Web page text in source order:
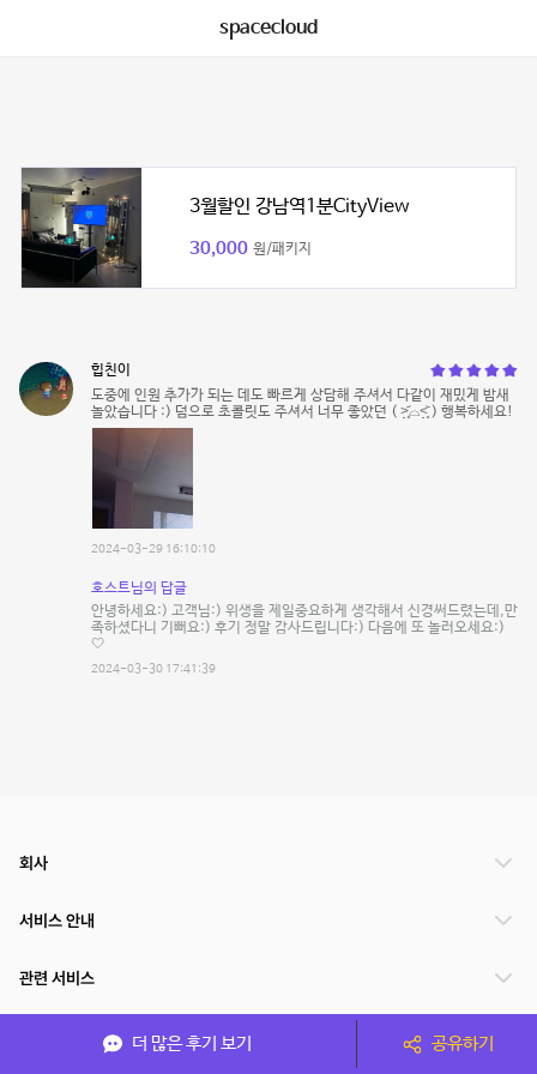
spacecloud
3월할인 강남역1분CityView
30,000 원/패키지
힙친이
도중에 인원 추가가 되는 데도 빠르게 상담해 주셔서 다같이 재밌게 밤새
놀았습니다 :) 덤으로 초콜릿도 주셔서 너무 좋았던 ( ˃̣̣̥᷄⌓˂̣̣̥᷅ ) 행복하세요!
2024-03-29 16:10:10
호스트님의 답글
안녕하세요:) 고객님:) 위생을 제일중요하게 생각해서 신경써드렸는데,만
족하셨다니 기뻐요:) 후기 정말 감사드립니다:) 다음에 또 놀러오세요:)
🤍
2024-03-30 17:41:39
더 많은 후기 보기 공유하기
회사
서비스 안내
관련 서비스